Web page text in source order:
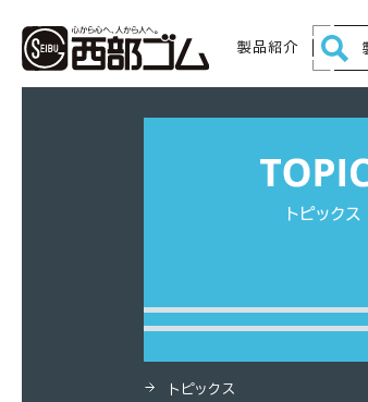
製品紹介
HOME シリコーン
トピックス